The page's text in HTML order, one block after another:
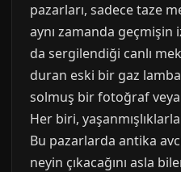
pazarları, sadece taze
aynı zamanda geçmişin
da sergilendiği canlı
duran eski bir gaz
solmuş bir fotoğraf
Her biri,
Bu pazarlarda antika
neyin çıkacağını asla